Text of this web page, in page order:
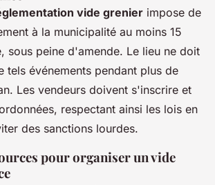
vide grenier impose de
à la municipalité au moins 15
sous peine d'amende. Le lieu ne doit
tels événements pendant plus de
Les vendeurs doivent s'inscrire et
respectant ainsi les lois en
des sanctions lourdes.
pour organiser un vide